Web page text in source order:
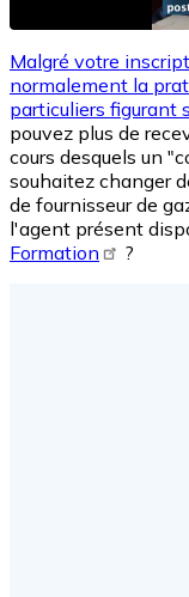
Malgré votre
normalement la
particuliers figurant
pouvez plus de
cours desquels un
souhaitez changer
de fournisseur de
l'agent présent
Formation
?